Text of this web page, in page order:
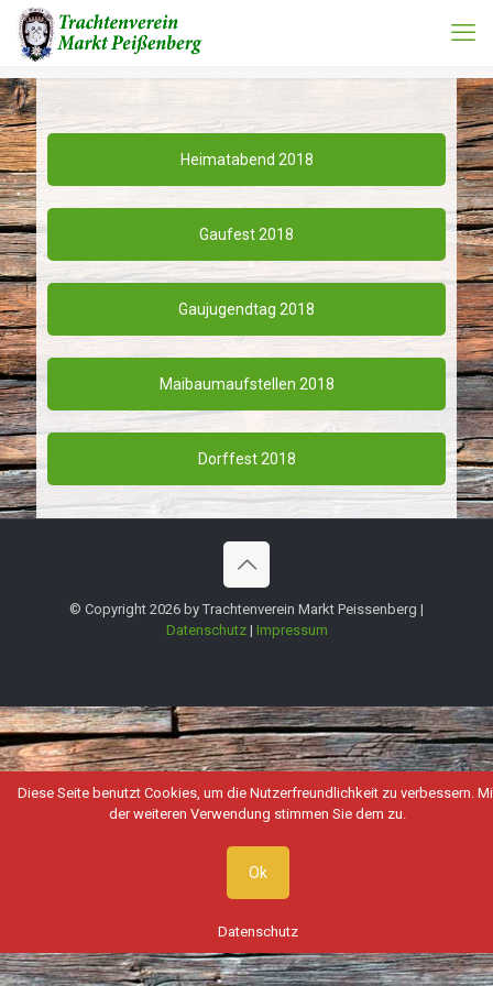
Heimatabend 2018
Gaufest 2018
Gaujugendtag 2018
Maibaumaufstellen 2018
Dorffest 2018
© Copyright 2026 by Trachtenverein Markt Peissenberg |
Datenschutz| Impressum
Diese Seite benutzt Cookies, um die Nutzerfreundlichkeit zu verbessern.
der weiteren Verwendung stimmen Sie dem zu.
Ok
Datenschutz